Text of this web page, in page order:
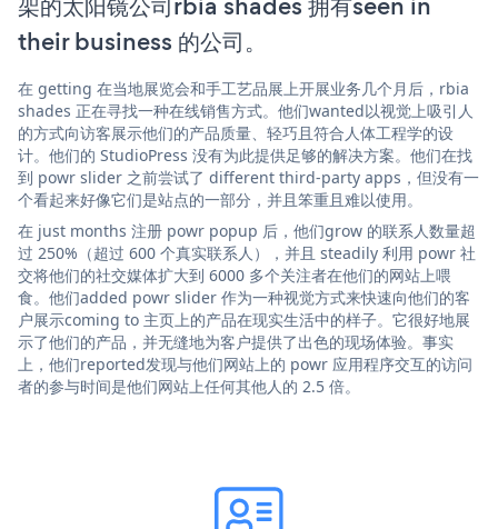
their business 的公司。
在 getting 在当地展览会和手工艺品展上开展业务几个月后，rbia
shades 正在寻找一种在线销售方式。他们wanted以视觉上吸引人
的方式向访客展示他们的产品质量、轻巧且符合人体工程学的设
计。他们的 StudioPress 没有为此提供足够的解决方案。他们在找
到 powr slider 之前尝试了 different third-party apps，但没有一
个看起来好像它们是站点的一部分，并且笨重且难以使用。
在 just months 注册 powr popup 后，他们grow 的联系人数量超
过 250%（超过 600 个真实联系人），并且 steadily 利用 powr 社
交将他们的社交媒体扩大到 6000 多个关注者在他们的网站上喂
食。他们added powr slider 作为一种视觉方式来快速向他们的客
户展示coming to 主页上的产品在现实生活中的样子。它很好地展
示了他们的产品，并无缝地为客户提供了出色的现场体验。事实
上，他们reported发现与他们网站上的 powr 应用程序交互的访问
者的参与时间是他们网站上任何其他人的 2.5 倍。